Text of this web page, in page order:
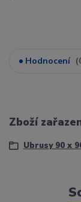
Hodnocení
Zboží
Ubrusy 90 x